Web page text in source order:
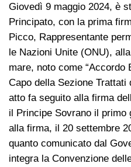
Giovedì 9 maggio 2024, è
Principato, con la prima
Picco, Rappresentante
le Nazioni Unite (ONU),
mare, noto come “Accordo
Capo della Sezione
atto fa seguito alla firma
il Principe Sovrano il primo
alla firma, il 20 settembre
quanto comunicato dal
integra la Convenzione